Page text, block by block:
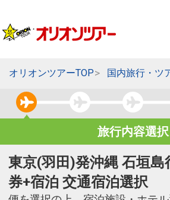
オリオンツアーTOP 国内旅行・ツ
旅行内容選択
東京(羽田)発沖縄 石垣島
券+宿泊 交通宿泊選択